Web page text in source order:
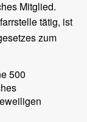
Mitglied.
tätig, ist
zum
500